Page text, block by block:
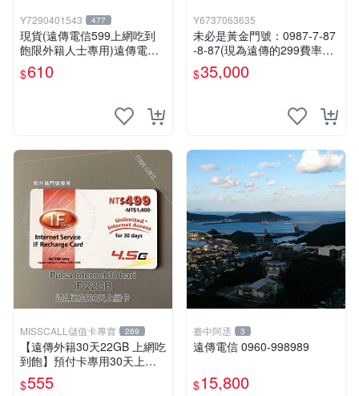
Y7290401543 477
現貨(遠傳電信599上網吃到
飽限外籍人士專用)遠傳電信4
G上網補充卡
$610
Y6737063635
未必是黃金門號：0987-7-87
-8-87(現為遠傳的299費率門
號，屆時將以無約狀態過
戶)。
$35,000
MISSCALL儲值卡專賣 269
【遠傳外籍30天22GB 上網吃
到飽】預付卡專用30天上網
補充卡/儲值卡．Internet if
u．if499⚡MissCall儲值卡專
$555
臺中阿丞 3
遠傳電信 0960-998989
$15,800